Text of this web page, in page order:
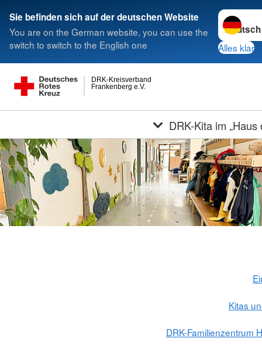
Sie befinden sich auf der deutschen Website
You are on the German website, you can use the
switch to switch to the English one
Sprache
Alles klar
Frankenberg e.V.
DRK-Kreisverband
DRK-Kita im
Kitas
DRK-Familienzentrum